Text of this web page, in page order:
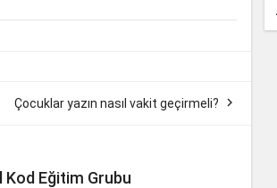
Çocuklar yazın nasıl vakit geçirmeli? 
Eğitim Grubu